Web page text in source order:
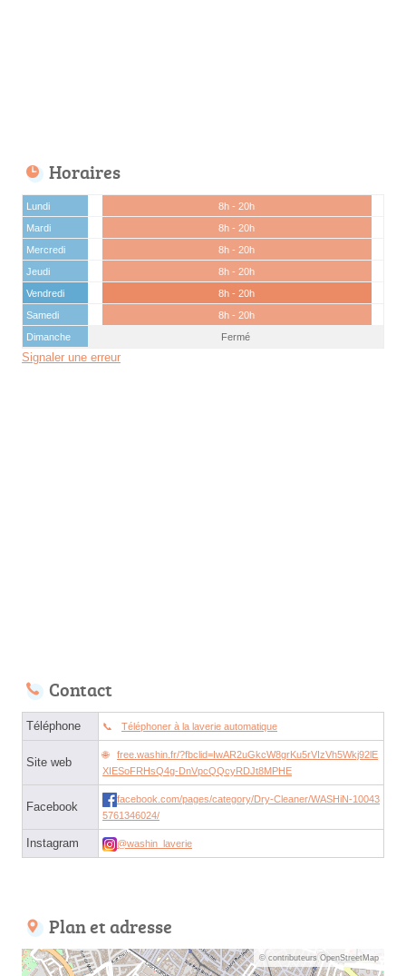
Horaires
Lundi
8h - 20h
Mardi
8h - 20h
Mercredi
8h - 20h
Jeudi
8h - 20h
Vendredi
8h - 20h
Samedi
8h - 20h
Dimanche
Fermé
Signaler une erreur
Contact
Téléphone Téléphoner à la laverie automatique
Site web
free.washin.fr/?fbclid=IwAR2uGkcW8grKu5rVIzVh5Wkj92lE
XIESoFRHsQ4g-DnVpcQQcyRDJt8MPHE
Facebook
facebook.com/pages/category/Dry-Cleaner/WASHiN-10043
5761346024/
Instagram @washin_laverie
Plan et adresse
© contributeurs OpenStreetMap